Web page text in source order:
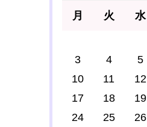
月 火 水
3
4 5
10
11 12
17
18 19
24
25 26